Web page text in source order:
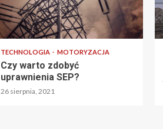
TECHNOLOGIA MOTORYZACJA
Czy warto zdobyć
uprawnienia SEP?
26 sierpnia, 2021